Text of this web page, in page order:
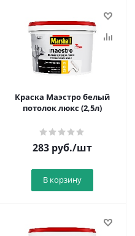
Краска Маэстро белый
потолок люкс (2,5л)
283 руб./шт
В корзину